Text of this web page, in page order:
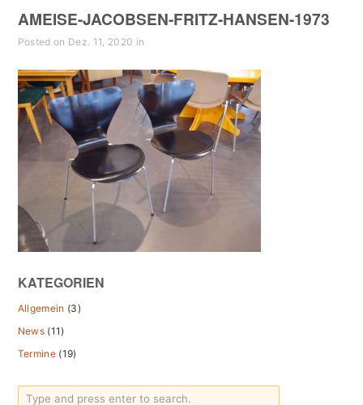
AMEISE-JACOBSEN-FRITZ-HANSEN-1973
Posted on Dez. 11, 2020 in
KATEGORIEN
Allgemein (3)
News (11)
Termine (19)